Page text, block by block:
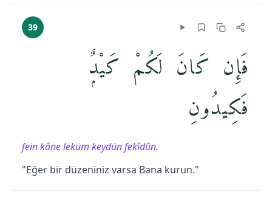
39
فَإِن كَانَ لَكُمْ كَيْدٌۭ
فَكِيدُونِ
fein kâne leküm keydün fekîdûn.
"Eğer bir düzeniniz varsa Bana kurun."